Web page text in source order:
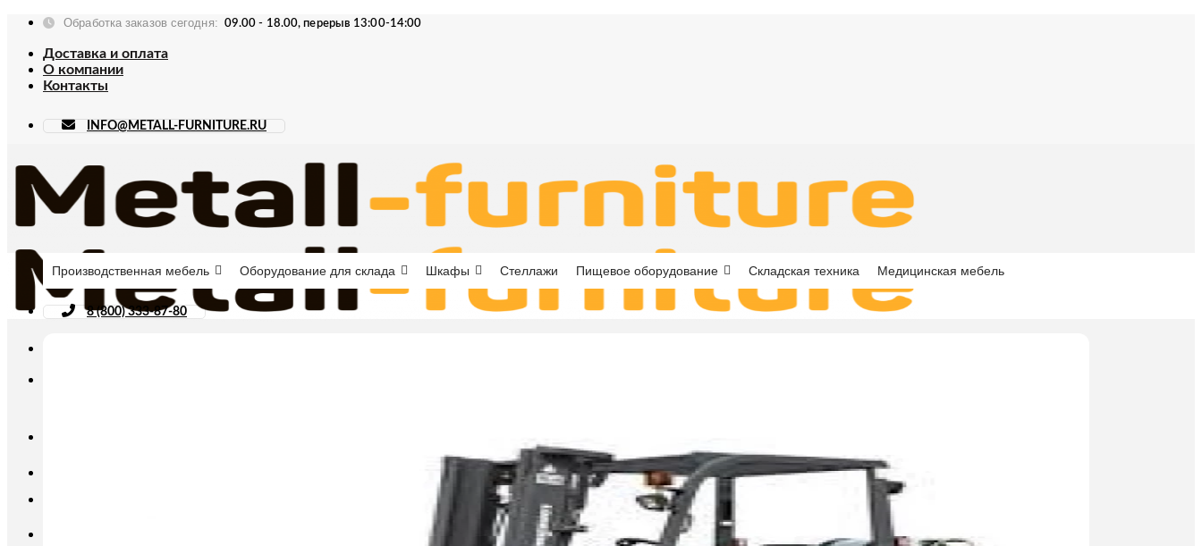
Skip
content
Обработка заказов сегодня: 09.00 - 18.00, перерыв 13:00-14:00
Доставка и оплата
О компании
Контакты
INFO@METALL-FURNITURE.RU
Производственная мебель Оборудование для склада Шкафы Стеллажи Пищевое оборудование Складская техника Медицинская мебель
8 (800) 333-87-80